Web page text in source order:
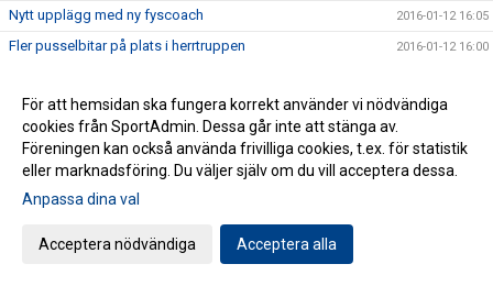
Nytt upplägg med ny fyscoach 2016-01-12 16:05
Fler pusselbitar på plats i herrtruppen 2016-01-12 16:00
Herrarna stärker defensiven med karaktärspelare 2016-01-08 18:00
Harmonisk tränare på årets första träningspass 2016-01-07 16:00
Tack för 5 år i HFF-tröjan 2015-12-28 17:00
Två legendarer hyllades i traditionella träningsmatchen
Gott och blandat från säsongen som varit
För att hemsidan ska fungera korrekt använder vi nödvändiga
cookies från SportAdmin. Dessa går inte att stänga av.
Föreningen kan också använda frivilliga cookies, t.ex. för statistik
eller marknadsföring. Du väljer själv om du vill acceptera dessa.
Anpassa dina val
Acceptera nödvändiga Acceptera alla